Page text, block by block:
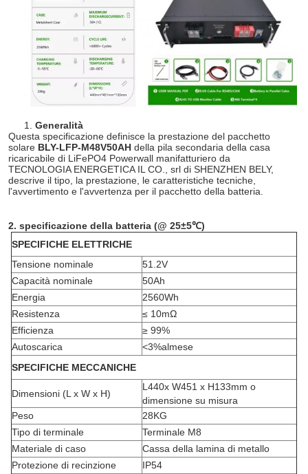
1. Generalità
Questa specificazione definisce la prestazione del pacchetto
solare BLY-LFP-M48V50AH della pila secondaria della casa
ricaricabile di LiFePO4 Powerwall manifatturiero da
TECNOLOGIA ENERGETICA IL CO., srl di SHENZHEN BELY,
descrive il tipo, la prestazione, le caratteristiche tecniche,
l'avvertimento e l'avvertenza per il pacchetto della batteria.
2. specificazione della batteria (@ 25±5℃)
SPECIFICHE ELETTRICHE
Tensione nominale
51.2V
Capacità nominale
50Ah
Energia
2560Wh
Resistenza
≤ 10mΩ
Efficienza
≥ 99%
Autoscarica
<3%almese
SPECIFICHE MECCANICHE
Dimensioni (L x W x H)
L440x W451 x H133mm o
dimensione su misura
Peso
28KG
Tipo di terminale
Terminale M8
Materiale di caso
Cassa della lamina di metallo
Protezione di recinzione
IP54